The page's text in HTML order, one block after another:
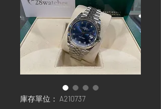
庫存單位： A210737